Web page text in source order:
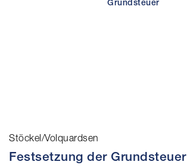
Stöckel/Volquardsen
Festsetzung der Grundsteuer